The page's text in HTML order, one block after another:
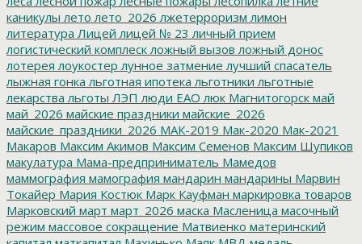
каникулы лето лето_2026 лжетерроризм лимон
литература Лицей лицей № 23 личный прием
логистический комплеск ложный вызов ложный донос
лотерея лоукостер лунное затмение лучший спасатель
лыжная гонка льготная ипотека льготники льготные
лекарства льготы ЛЭП люди ЕАО люк Магнитогорск май
май_2026 майские праздники майские_2026
майские_праздники_2026 МАК-2019 Мак-2020 Мак-2021
Макаров Максим Акимов Максим Семенов Максим Шупиков
макулатура Мама-предприниматель Мамедов
маммография мамография мандарин мандарины Марвин
Токайер Мария Костюк Марк Кауфман маркировка товаров
Марковский март март_2026 маска Масленица масочный
режим массовое сокращение Матвиенко материнский